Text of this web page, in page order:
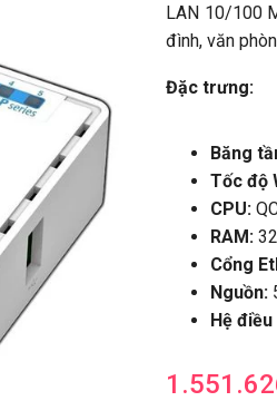
LAN 10/100
đình, văn
Đặc trưng:
Băng
Tốc độ
CPU:
RAM:
Cổng
Nguồn:
Hệ điều